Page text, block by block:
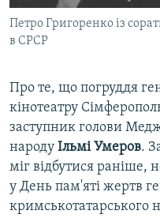
Петро Григоренко із
в СРСР
Про те, що погруддя
кінотеатру
заступник голови
народу Ільмі Умеров.
міг відбутися раніше,
у День пам'яті жертв
кримськотатарського